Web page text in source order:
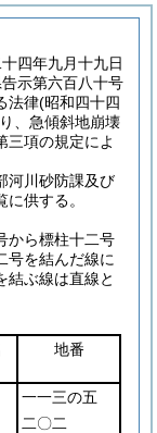
四年九月十九日
示第六百八十号
法律(昭和四十四
、急傾斜地崩壊
三項の規定によ
河川砂防課及び
供する。
から標柱十二号
号を結んだ線に
結ぶ線は直線と
地番
一一三の五
二〇二